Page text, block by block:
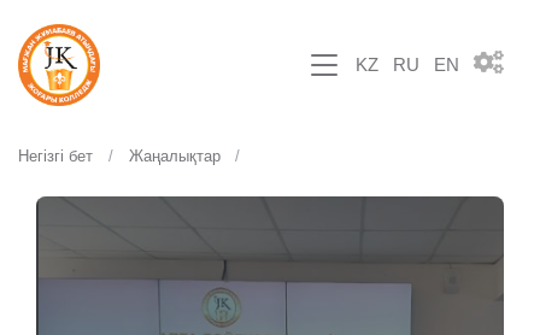
KZ RU EN
Негізгі бет Жаңалықтар